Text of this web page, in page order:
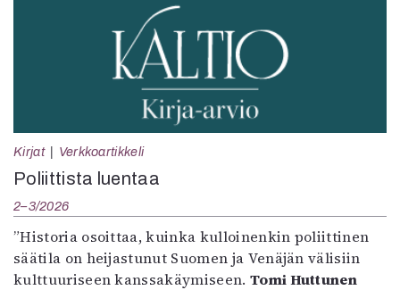
Kirjat Verkkoartikkeli
Poliittista luentaa
2–3/2026
”Historia osoittaa, kuinka kulloinenkin poliittinen
säätila on heijastunut Suomen ja Venäjän välisiin
kulttuuriseen kanssakäymiseen. Tomi Huttunen